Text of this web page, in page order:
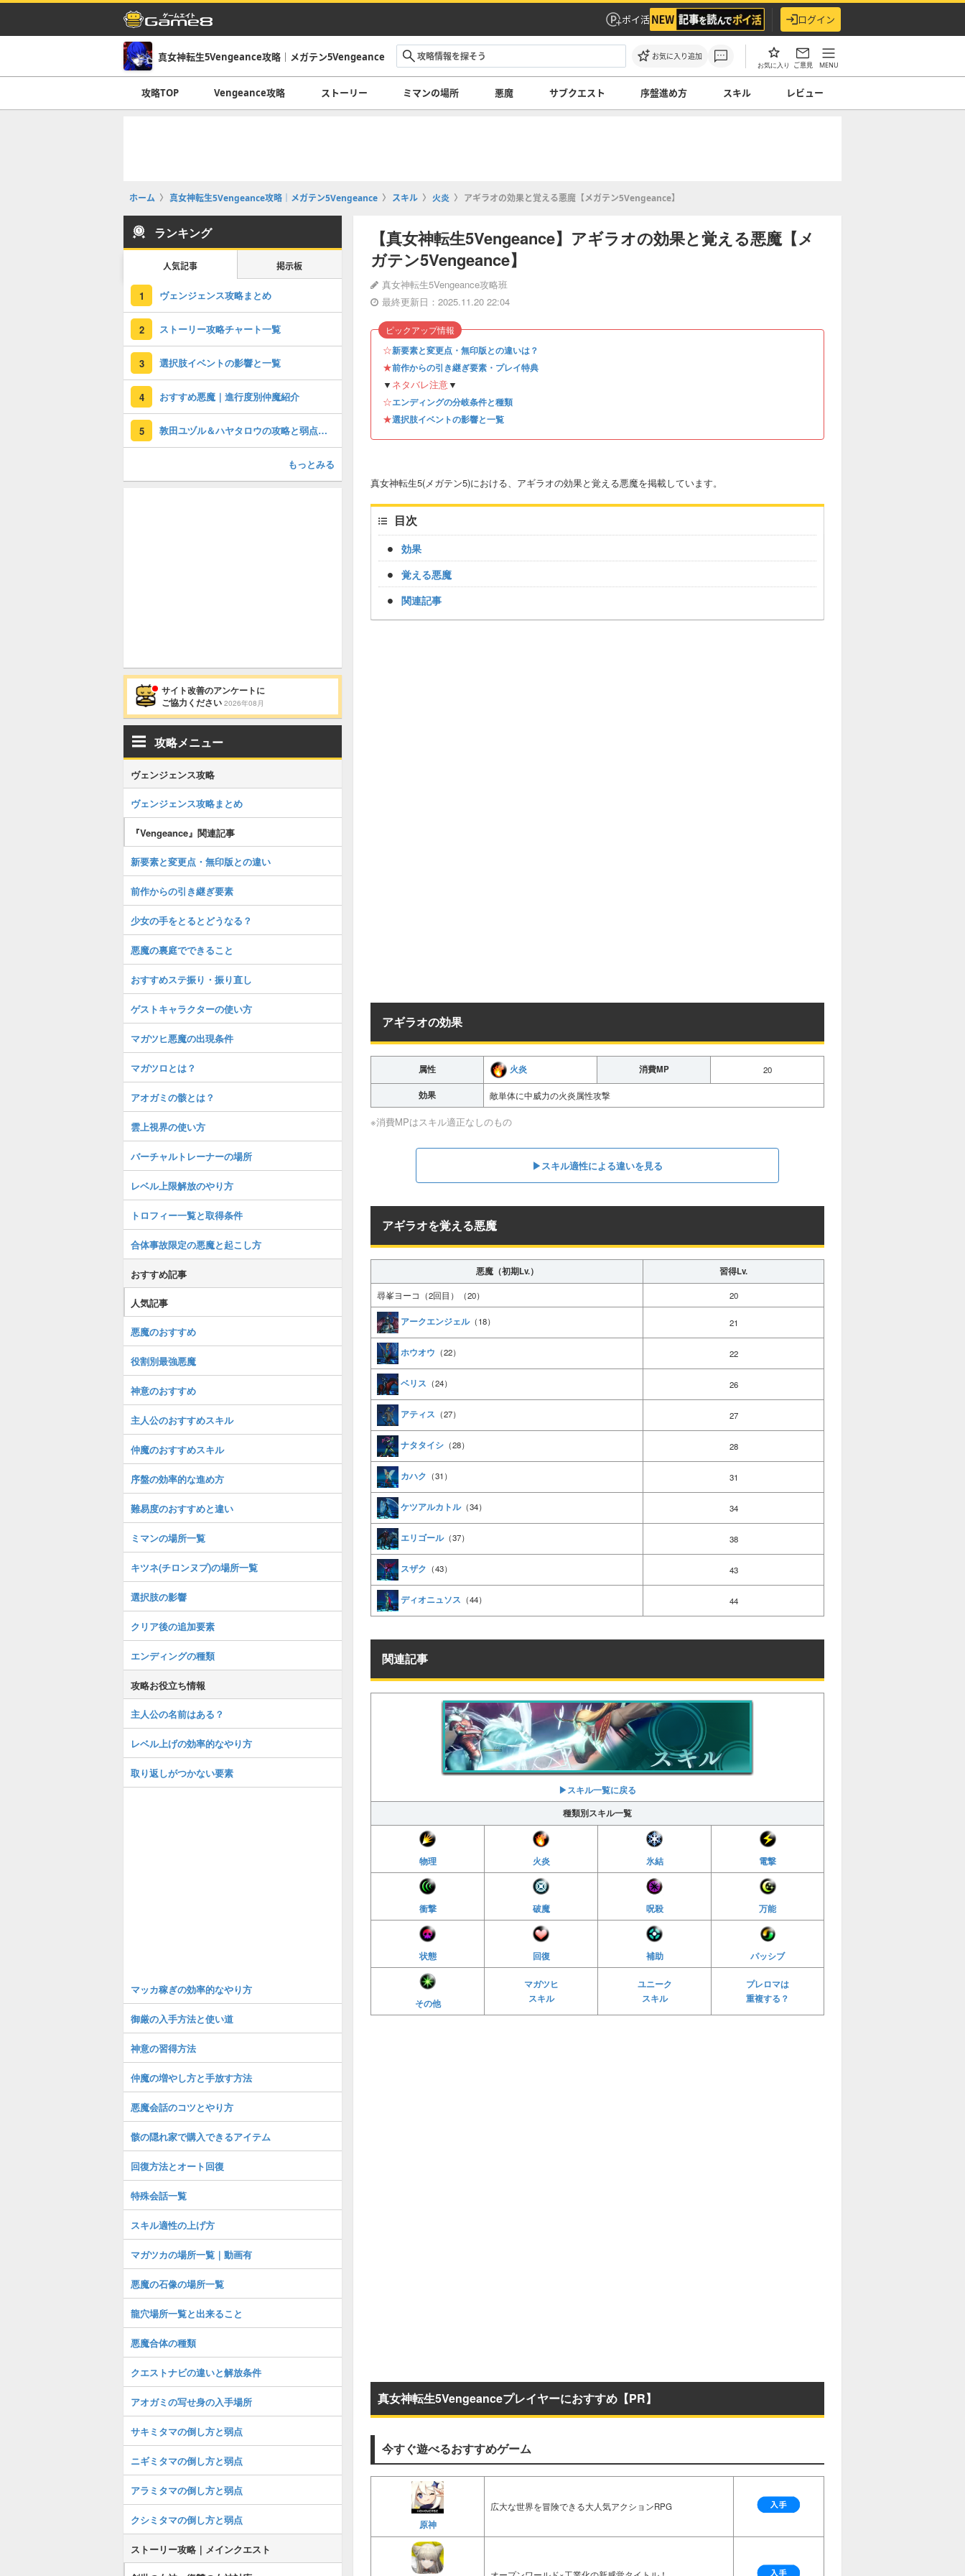
ポイ活 ログイン
真女神転生5Vengeance攻略｜メガテン5Vengeance お気に入り追加
お気に入り ご意見 MENU
攻略TOP Vengeance攻略 ストーリー ミマンの場所 悪魔 サブクエスト 序盤進め方 スキル レビュー
ホーム 真女神転生5Vengeance攻略｜メガテン5Vengeance スキル 火炎 アギラオの効果と覚える悪魔【メガテン5Vengeance】
【真女神転生5Vengeance】アギラオの効果と覚える悪魔【メ
ガテン5Vengeance】
真女神転生5Vengeance攻略班
最終更新日：2025.11.20 22:04
☆新要素と変更点・無印版との違いは？
★前作からの引き継ぎ要素・プレイ特典
▼ ネタバレ注意▼
☆エンディングの分岐条件と種類
★選択肢イベントの影響と一覧
ピックアップ情報
真女神転生5(メガテン5)における、アギラオの効果と覚える悪魔を掲載しています。
目次
効果
覚える悪魔
関連記事
アギラオの効果
属性 火炎 消費MP 20
効果 敵単体に中威力の火炎属性攻撃
※消費MPはスキル適正なしのもの
▶スキル適性による違いを見る
アギラオを覚える悪魔
悪魔（初期Lv.） 習得Lv.
尋峯ヨーコ（2回目）（20） 20
アークエンジェル（18） 21
ホウオウ （22） 22
ベリス （24） 26
アティス （27） 27
ナタタイシ （28） 28
カハク （31） 31
ケツアルカトル（34） 34
エリゴール（37） 38
スザク （43） 43
ディオニュソス （44） 44
関連記事
▶︎スキル一覧に戻る
種類別スキル一覧
物理 火炎 氷結 電撃
衝撃 破魔 呪殺 万能
状態 回復 補助 パッシブ
その他
マガツヒ
スキル
ユニーク
スキル
プレロマは
重複する？
真女神転生5Vengeanceプレイヤーにおすすめ【PR】
今すぐ遊べるおすすめゲーム
原神
広大な世界を冒険できる大人気アクションRPG
ランキング
人気記事 掲示板
1 ヴェンジェンス攻略まとめ
2 ストーリー攻略チャート一覧
3 選択肢イベントの影響と一覧
4 おすすめ悪魔｜進行度別仲魔紹介
5 敦田ユヅル＆ハヤタロウの攻略と弱点｜ボス
もっとみる
サイト改善のアンケートに
ご協力ください 2026年08月
攻略メニュー
ヴェンジェンス攻略
ヴェンジェンス攻略まとめ
『Vengeance』関連記事
新要素と変更点・無印版との違い
前作からの引き継ぎ要素
少女の手をとるとどうなる？
悪魔の裏庭でできること
おすすめステ振り・振り直し
ゲストキャラクターの使い方
マガツヒ悪魔の出現条件
マガツロとは？
アオガミの骸とは？
雲上視界の使い方
バーチャルトレーナーの場所
レベル上限解放のやり方
トロフィー一覧と取得条件
合体事故限定の悪魔と起こし方
おすすめ記事
人気記事
悪魔のおすすめ
役割別最強悪魔
神意のおすすめ
主人公のおすすめスキル
仲魔のおすすめスキル
序盤の効率的な進め方
難易度のおすすめと違い
ミマンの場所一覧
キツネ(チロンヌプ)の場所一覧
選択肢の影響
クリア後の追加要素
エンディングの種類
攻略お役立ち情報
主人公の名前はある？
レベル上げの効率的なやり方
取り返しがつかない要素
マッカ稼ぎの効率的なやり方
御厳の入手方法と使い道
神意の習得方法
仲魔の増やし方と手放す方法
悪魔会話のコツとやり方
骸の隠れ家で購入できるアイテム
回復方法とオート回復
特殊会話一覧
スキル適性の上げ方
マガツカの場所一覧｜動画有
悪魔の石像の場所一覧
龍穴場所一覧と出来ること
悪魔合体の種類
クエストナビの違いと解放条件
アオガミの写せ身の入手場所
サキミタマの倒し方と弱点
ニギミタマの倒し方と弱点
アラミタマの倒し方と弱点
クシミタマの倒し方と弱点
ストーリー攻略｜メインクエスト